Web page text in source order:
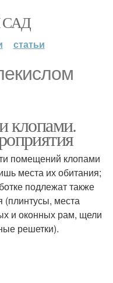
статьи
клопами.
помещений клопами
места их обитания;
подлежат также
(плинтусы, места
и оконных рам, щели
решетки).